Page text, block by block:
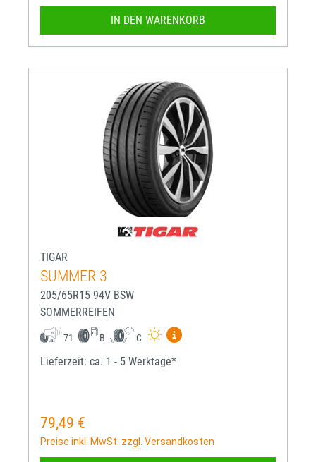
IN DEN WARENKORB
TIGAR
SUMMER 3
205/65R15 94V BSW
SOMMERREIFEN
71 B C
Mehr Informationen zum
Lieferzeit: ca. 1 - 5 Werktage*
Regulärer Preis:
79,49 €
Preise inkl. MwSt. zzgl. Versandkosten